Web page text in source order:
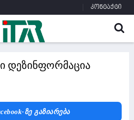
კონტაქტი
დეზინფორმაცია
Ზე Გაზიარება